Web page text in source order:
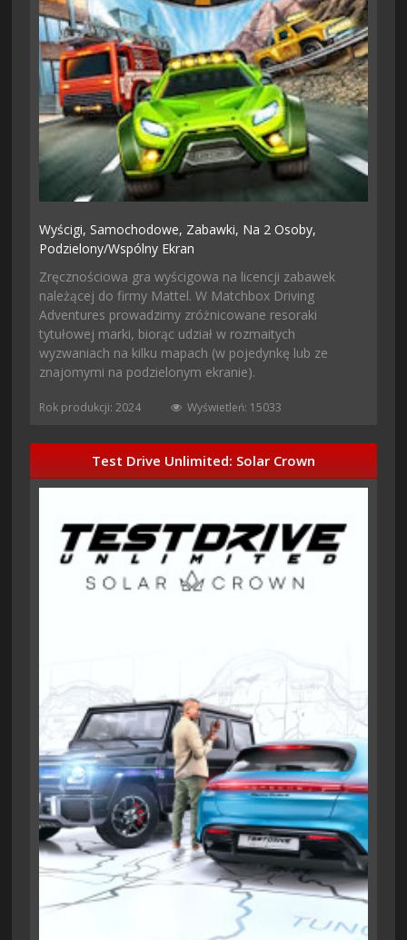
Wyścigi,Samochodowe, Zabawki, Na 2 Osoby,
Podzielony/wspólny Ekran
Zręcznościowa gra wyścigowa na licencji zabawek
należącej do firmy Mattel. W Matchbox Driving
Adventures prowadzimy zróżnicowane resoraki
tytułowej marki, biorąc udział w rozmaitych
wyzwaniach na kilku mapach (w pojedynkę lub ze
znajomymi na podzielonym ekranie).
Rok produkcji: 2024 Wyświetleń: 15033
Test Drive Unlimited: Solar Crown